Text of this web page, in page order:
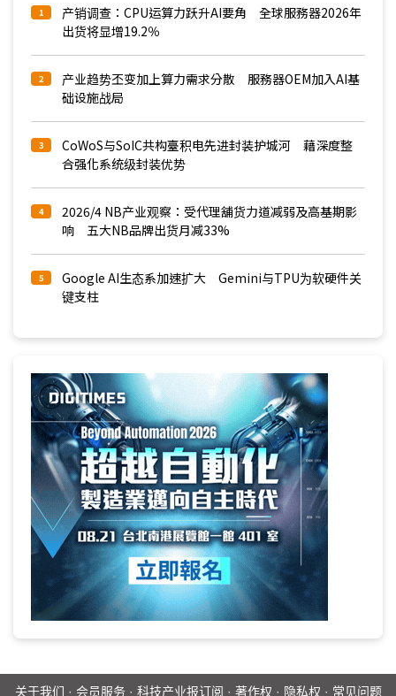
1
产销调查：CPU运算力跃升AI要角 全球服務器2026年
出货将显增19.2％
2
产业趋势丕变加上算力需求分散 服務器OEM加入AI基
础设施战局
3
CoWoS与SoIC共构臺积电先进封装护城河 藉深度整
合强化系统级封装优势
4
2026/4 NB产业观察：受代理舖货力道减弱及高基期影
响 五大NB品牌出货月减33%
5
Google AI生态系加速扩大 Gemini与TPU为软硬件关
键支柱
关于我们 · 会员服务· 科技产业报订阅 · 著作权 · 隐私权 · 常见问题